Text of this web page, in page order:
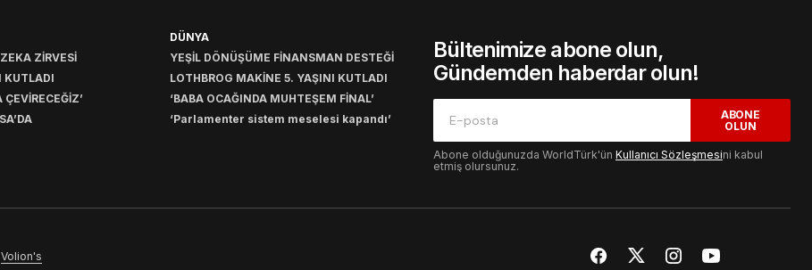
ZİRVESİ
KUTLADI
DÜNYA
YEŞİL DÖNÜŞÜME FİNANSMAN DESTEĞİ
LOTHBROG MAKİNE 5. YAŞINI KUTLADI
‘BABA OCAĞINDA MUHTEŞEM FİNAL’
‘Parlamenter sistem meselesi kapandı’
Bültenimize abone olun,
Gündemden haberdar olun!
ABONE
OLUN
Abone olduğunuzda WorldTürk'ün Kullanıcı Sözleşmesini kabul
etmiş olursunuz.
Volion's